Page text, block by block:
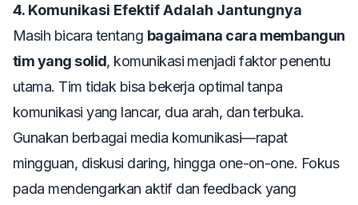
4. Komunikasi Efektif Adalah Jantungnya
Masih bicara tentang bagaimana cara membangun
tim yang solid, komunikasi menjadi faktor penentu
utama. Tim tidak bisa bekerja optimal tanpa
komunikasi yang lancar, dua arah, dan terbuka.
Gunakan berbagai media komunikasi—rapat
mingguan, diskusi daring, hingga one-on-one. Fokus
pada mendengarkan aktif dan feedback yang